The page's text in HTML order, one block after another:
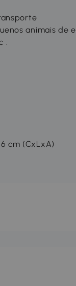
animais de
cm (CxLxA)